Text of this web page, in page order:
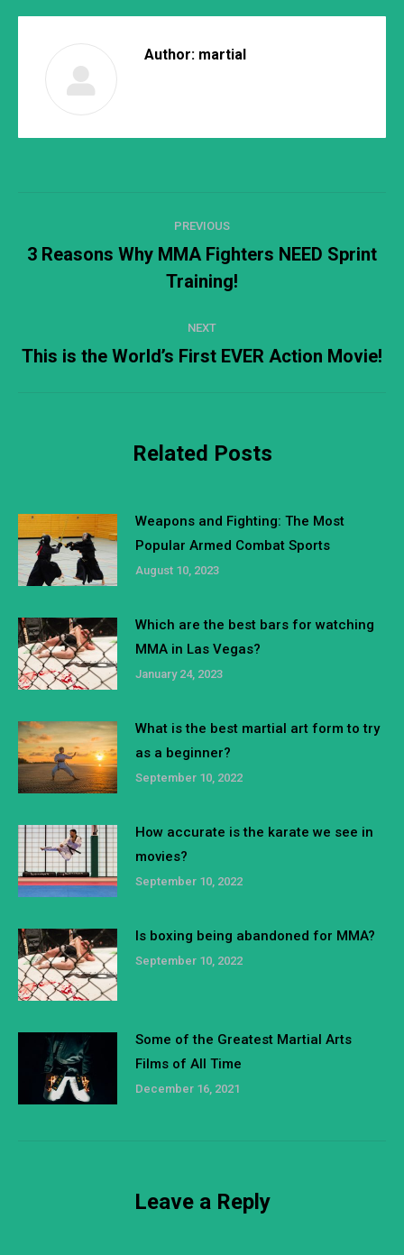
Author: martial
navigation
PREVIOUS
Previous
post:
3 Reasons Why MMA Fighters NEED Sprint
Training!
NEXT
Next
This is the World’s First EVER Action Movie!
Related Posts
Weapons and Fighting: The Most
Popular Armed Combat Sports
August 10, 2023
Which are the best bars for watching
MMA in Las Vegas?
January 24, 2023
What is the best martial art form to try
as a beginner?
September 10, 2022
How accurate is the karate we see in
movies?
September 10, 2022
Is boxing being abandoned for MMA?
September 10, 2022
Some of the Greatest Martial Arts
Films of All Time
December 16, 2021
Leave a Reply